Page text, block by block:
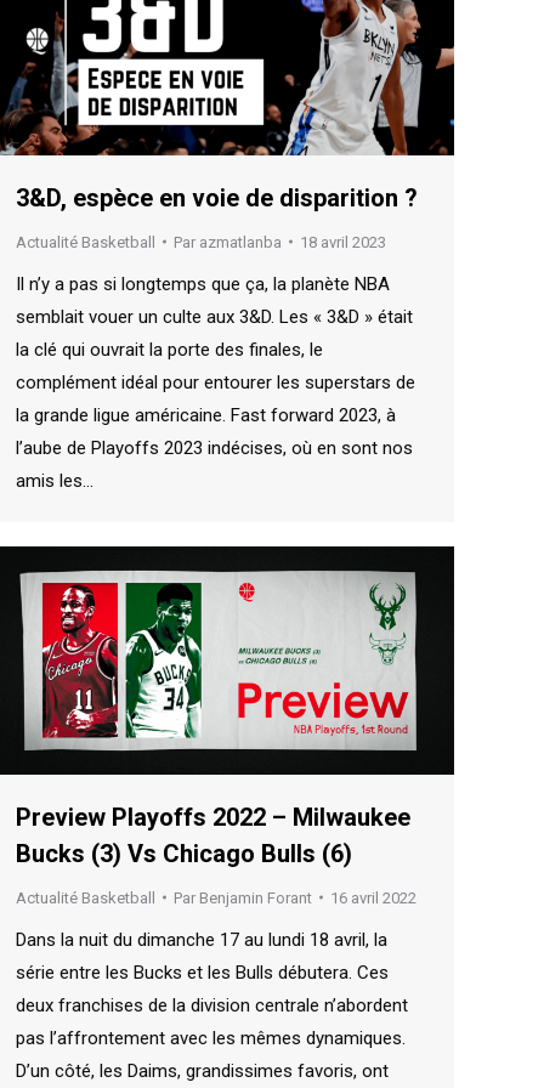
3&D, espèce en voie de disparition ?
Actualité Basketball Par azmatlanba 18 avril 2023
Il n’y a pas si longtemps que ça, la planète NBA
semblait vouer un culte aux 3&D. Les « 3&D » était
la clé qui ouvrait la porte des finales, le
complément idéal pour entourer les superstars de
la grande ligue américaine. Fast forward 2023, à
l’aube de Playoffs 2023 indécises, où en sont nos
amis les…
Preview Playoffs 2022 – Milwaukee
Bucks (3) Vs Chicago Bulls (6)
Actualité Basketball Par Benjamin Forant 16 avril 2022
Dans la nuit du dimanche 17 au lundi 18 avril, la
série entre les Bucks et les Bulls débutera. Ces
deux franchises de la division centrale n’abordent
pas l’affrontement avec les mêmes dynamiques.
D’un côté, les Daims, grandissimes favoris, ont